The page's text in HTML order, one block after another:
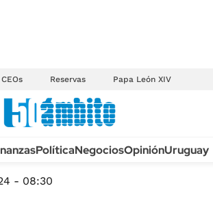
CEOs Reservas Papa León XIV
PolíticaNegociosOpiniónUruguay
- 08:30